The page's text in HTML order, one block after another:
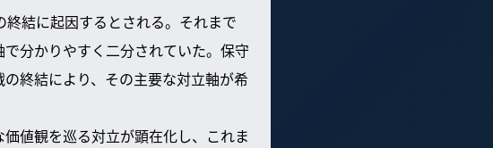
結に起因するとされる。それまで
分かりやすく二分されていた。保守
終結により、その主要な対立軸が希
値観を巡る対立が顕在化し、これま